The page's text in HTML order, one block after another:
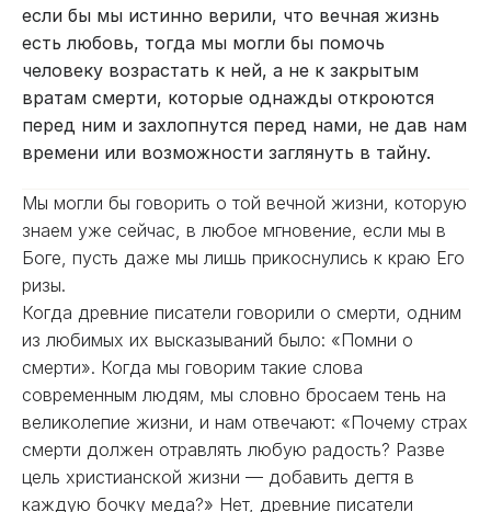
если бы мы истинно верили, что вечная жизнь
есть любовь, тогда мы могли бы помочь
человеку возрастать к ней, а не к закрытым
вратам смерти, которые однажды откроются
перед ним и захлопнутся перед нами, не дав нам
времени или возможности заглянуть в тайну.
Мы могли бы говорить о той вечной жизни, которую
знаем уже сейчас, в любое мгновение, если мы в
Боге, пусть даже мы лишь прикоснулись к краю Его
ризы.
Когда древние писатели говорили о смерти, одним
из любимых их высказываний было: «Помни о
смерти». Когда мы говорим такие слова
современным людям, мы словно бросаем тень на
великолепие жизни, и нам отвечают: «Почему страх
смерти должен отравлять любую радость? Разве
цель христианской жизни — добавить дегтя в
каждую бочку меда?» Нет, древние писатели